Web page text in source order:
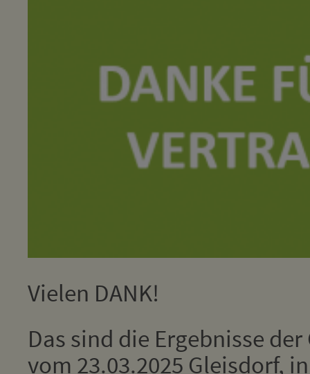
Vielen DANK!
Das sind die Ergebnisse
vom 23.03.2025 Gleisdorf,